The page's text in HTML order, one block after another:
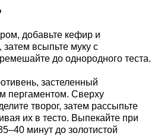
добавьте кефир и
затем всыпьте муку с
до однородного теста.
застеленный
пергаментом. Сверху
творог, затем рассыпьте
их в тесто. Выпекайте при
минут до золотистой